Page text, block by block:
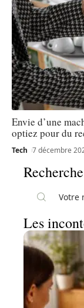
Envie d’une
optiez pour du
Tech 7 décembre
Recherche
Les